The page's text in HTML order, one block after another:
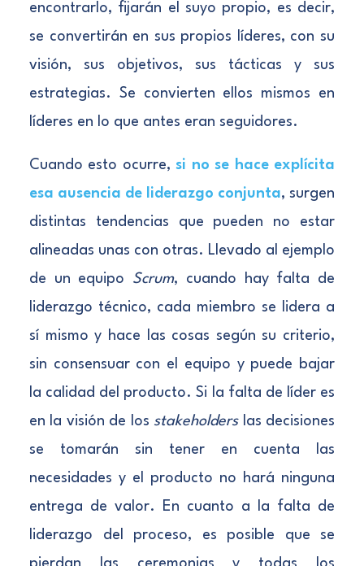
encontrarlo, fijarán el suyo propio, es decir,
se convertirán en sus propios líderes, con su
visión, sus objetivos, sus tácticas y sus
estrategias. Se convierten ellos mismos en
líderes en lo que antes eran seguidores.
Cuando esto ocurre,si no se hace explícita
esa ausencia de liderazgo conjunta, surgen
distintas tendencias que pueden no estar
alineadas unas con otras. Llevado al ejemplo
de un equipo Scrum, cuando hay falta de
liderazgo técnico, cada miembro se lidera a
sí mismo y hace las cosas según su criterio,
sin consensuar con el equipo y puede bajar
la calidad del producto. Si la falta de líder es
en la visión de los stakeholderslas decisiones
se tomarán sin tener en cuenta las
necesidades y el producto no hará ninguna
entrega de valor. En cuanto a la falta de
liderazgo del proceso, es posible que se